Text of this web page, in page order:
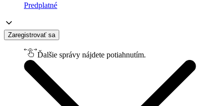
Predplatné
Zaregistrovať sa
Ďalšie správy nájdete potiahnutím.